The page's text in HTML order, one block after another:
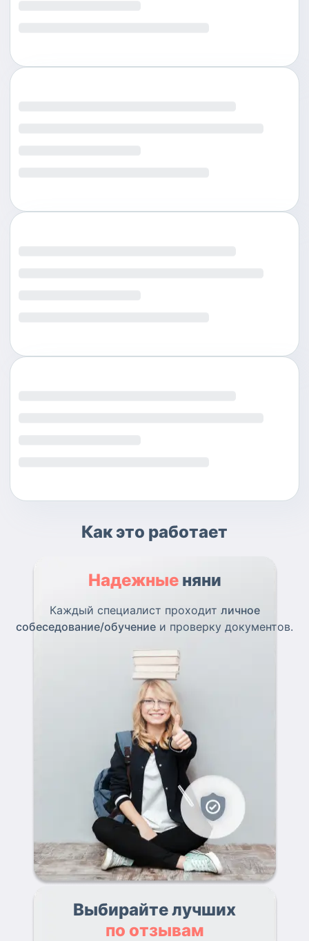
Как это работает
Надежные няни
Каждый специалист проходит личное
собеседование/обучение и проверку документов.
Выбирайте лучших
по отзывам